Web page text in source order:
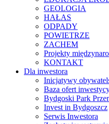
GEOLOGIA
HAŁAS
ODPADY
POWIETRZE
ZACHEM
Projekty
KONTAKT
Dla inwestora
Inicjatywy
Baza ofert
Bydgoski Park
Invest in Bydgoszcz
Serwis Inwestora